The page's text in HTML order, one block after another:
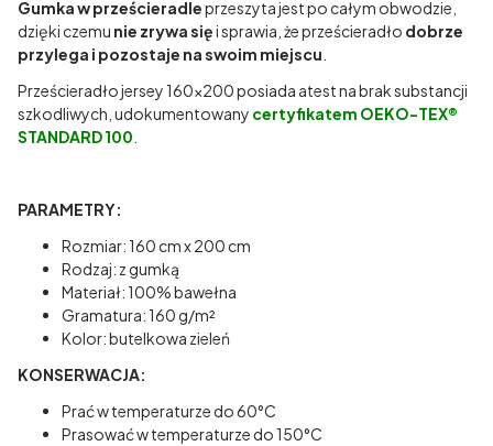
Gumka w prześcieradleprzeszyta jest po całym obwodzie,
dzięki czemu nie zrywa sięi sprawia, że prześcieradło dobrze
przylega i pozostaje na swoim miejscu
Prześcieradło jersey 160x200 posiada atest na brak substancji
szkodliwych, udokumentowany certyfikatem OEKO-TEX®
STANDARD 100
PARAMETRY:
Rozmiar: 160 cm x 200 cm
Rodzaj: z gumką
Materiał: 100% bawełna
Gramatura: 160 g/m²
Kolor: butelkowa zieleń
KONSERWACJA:
Prać w temperaturze do 60°C
Prasować w temperaturze do 150°C